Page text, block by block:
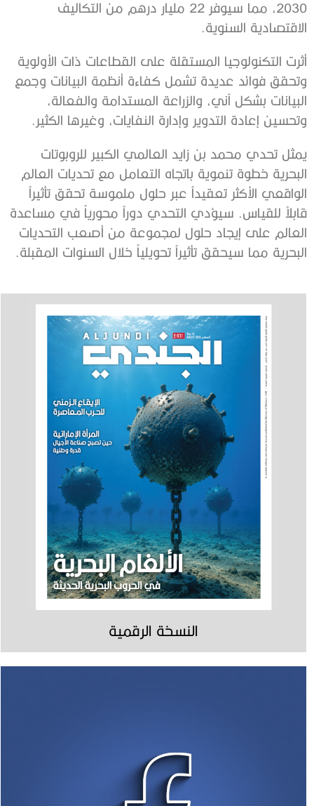
2030، مما سيوفر 22 مليار درهم من التكاليف
الاقتصادية السنوية.
أثرت التكنولوجيا المستقلة على القطاعات ذات الأولوية
وتحقق فوائد عديدة تشمل كفاءة أنظمة البيانات وجمع
البيانات بشكل آني، والزراعة المستدامة والفعالة،
وتحسين إعادة التدوير وإدارة النفايات، وغيرها الكثير.
يمثل تحدي محمد بن زايد العالمي الكبير للروبوتات
البحرية خطوة تنموية باتجاه التعامل مع تحديات العالم
الواقعي الأكثر تعقيداً عبر حلول ملموسة تحقق تأثيراً
قابلاً للقياس. سيؤدي التحدي دوراً محورياً في مساعدة
العالم على إيجاد حلول لمجموعة من أصعب التحديات
البحرية مما سيحقق تأثيراً تحويلياً خلال السنوات المقبلة.
النسخة الرقمية